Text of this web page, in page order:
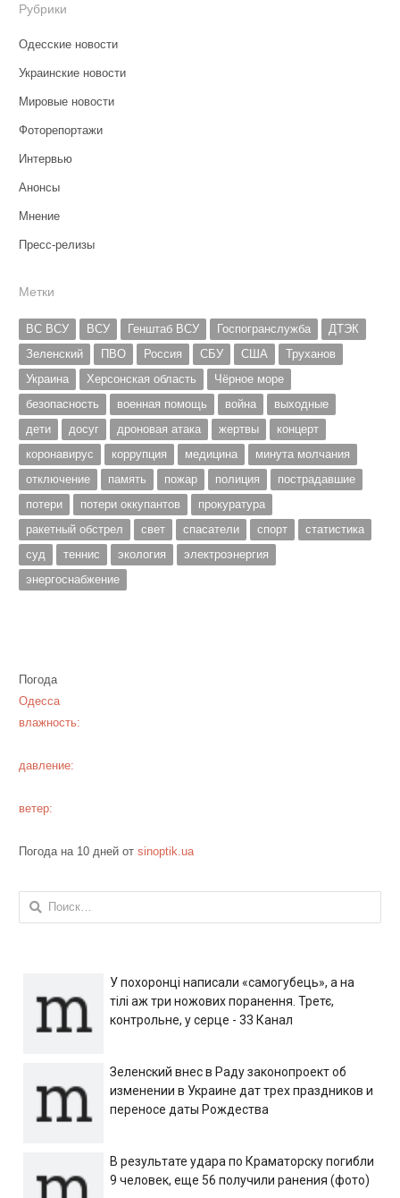
Рубрики
Одесские новости
Украинские новости
Мировые новости
Фоторепортажи
Интервью
Анонсы
Мнение
Пресс-релизы
Метки
ВС ВСУ ВСУ Генштаб ВСУ Госпогранслужба
ДТЭК
Зеленский
ПВО Россия СБУ США
Труханов
Украина
Херсонская область
Чёрное море
безопасность
военная помощь война
выходные
дети
досуг дроновая атака жертвы
концерт
коронавирус
коррупция медицина
минута молчания
отключение
память пожар полиция
пострадавшие
потери
потери оккупантов
прокуратура
ракетный обстрел
свет спасатели спорт
статистика
суд
теннис экология
электроэнергия
энергоснабжение
Погода
Одесса
влажность:
давление:
ветер:
Погода на 10 дней от sinoptik.ua
Найти:
У похоронці написали «самогубець», а на
тілі аж три ножових поранення. Третє,
контрольне, у серце - 33 Канал
Зеленский внес в Раду законопроект об
изменении в Украине дат трех праздников и
переносе даты Рождества
В результате удара по Краматорску погибли
9 человек, еще 56 получили ранения (фото)